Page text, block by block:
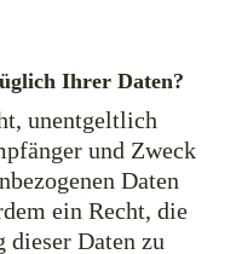
Ihrer Daten?
unentgeltlich
und Zweck
Daten
ein Recht, die
dieser Daten zu